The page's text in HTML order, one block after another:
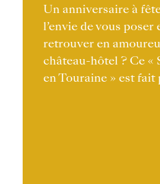
Un anniversaire à
l’envie de vous poser
retrouver en
château-hôtel ? Ce «
en Touraine » est fait